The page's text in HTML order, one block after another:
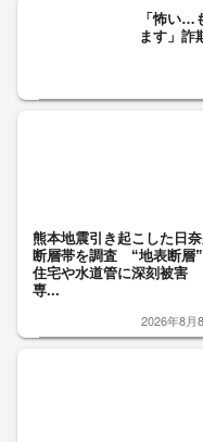
「怖い…
ます」
熊本地震引き起こした日
断層帯を調査 “地表断層
住宅や水道管に深刻被害
専...
2026年8月